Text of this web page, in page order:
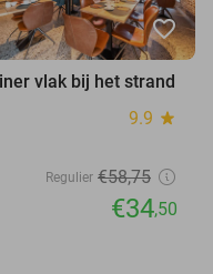
favorite_border
vlak bij het strand
9.9 star
Regulier €58,75
€34,50